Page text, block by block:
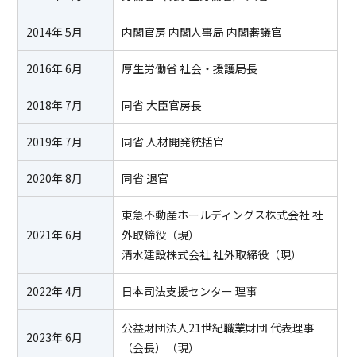
2014年 5月 内閣官房 内閣人事局 内閣審議官
2016年 6月 厚生労働省 社会・援護局長
2018年 7月 同省 大臣官房長
2019年 7月 同省 人材開発統括官
2020年 8月 同省 退官
2021年 6月
東急不動産ホールディングス株式会社 社
外取締役（現）
清水建設株式会社 社外取締役（現）
2022年 4月 日本司法支援センター 理事
2023年 6月
公益財団法人21世紀職業財団 代表理事
（会長）（現）